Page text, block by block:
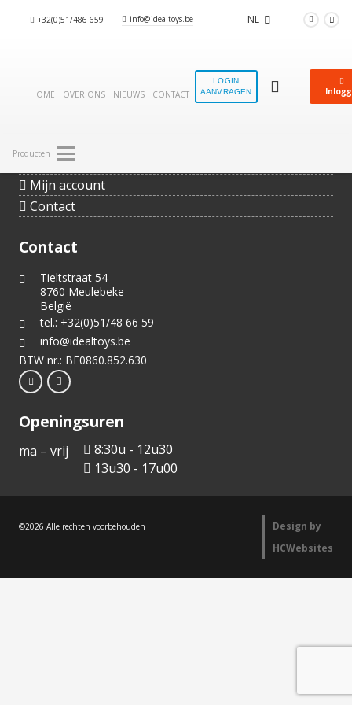
+32(0)51/486 659 info@idealtoys.be NL
HOME OVER ONS NIEUWS CONTACT
LOGIN
AANVRAGEN
Producten
Idealtoys
strandschopjes en kermiseendjes
Nieuws
Over ons
Mijn account
Contact
Contact
Tieltstraat 54
8760 Meulebeke
België
tel.: +32(0)51/48 66 59
info@idealtoys.be
BTW nr.: BE0860.852.630
Openingsuren
ma – vrij
8:30u - 12u30
13u30 - 17u00
©2026 Alle rechten voorbehouden
Design by
HCWebsites